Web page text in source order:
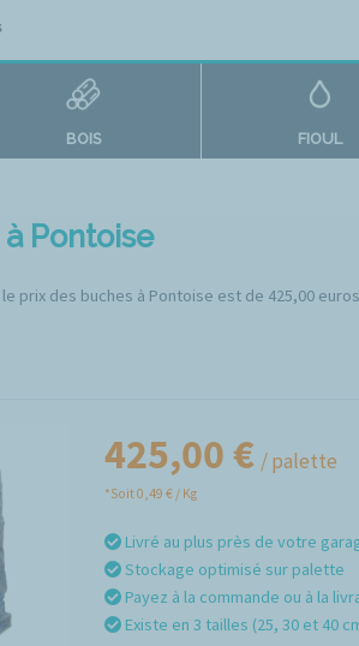
BOIS FIOUL
Pontoise
le prix des buches à Pontoise est de 425,00
425,00 € / palette
*Soit 0,49 € / Kg
Livré au plus près de votre
Stockage optimisé sur palette
Payez à la commande ou à la
Existe en 3 tailles (25, 30 et 40